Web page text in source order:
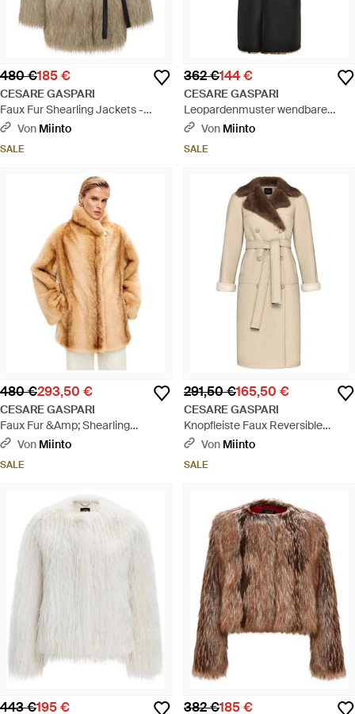
480 €185 €
CESARE GASPARI
Faux Fur Shearling Jackets -
Natur
Von Miinto
SALE
362 €144 €
CESARE GASPARI
Leopardenmuster wendbare
kunstpelzjacke - Schwarz
Von Miinto
SALE
480 €293,50 €
CESARE GASPARI
Faux Fur &Amp; Shearling
Jackets - Mettallic
Von Miinto
SALE
291,50 €165,50 €
CESARE GASPARI
Knopfleiste Faux Reversible
Langer Mantel - Natur
Von Miinto
SALE
443 €195 € 382 €185 €